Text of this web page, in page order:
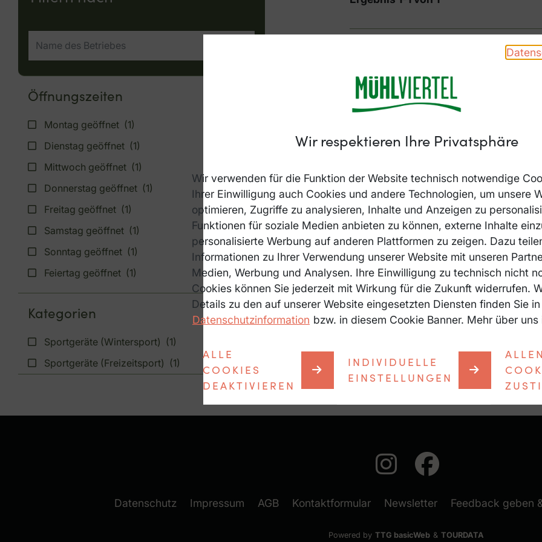
Öffnungszeiten
Montag geöffnet (1)
Dienstag geöffnet (1)
Mittwoch geöffnet (1)
Donnerstag geöffnet (1)
Freitag geöffnet (1)
Samstag geöffnet (1)
Sonntag geöffnet (1)
Feiertag geöffnet (1)
Kategorien
Sportgeräte (Wintersport) (1)
Sportgeräte (Freizeitsport) (1)
auf
Datenschutz Impressum AGB Kontaktformular Newsletter(neues Fenster)
Feedback geben
Powered by TTG basicWeb & TOURDATA
Wir respektieren Ihre Privatsphäre
Wir verwenden für die Funktion der Website technisch notwendige
Ihrer Einwilligung auch Cookies und andere Technologien, um unsere
optimieren, Zugriffe zu analysieren, Inhalte und Anzeigen zu
Funktionen für soziale Medien anbieten zu können, externe Inhalte
personalisierte Werbung auf anderen Plattformen zu zeigen. Dazu
Informationen zu Ihrer Verwendung unserer Website mit unseren
Medien, Werbung und Analysen. Ihre Einwilligung zu technisch nicht
Cookies können Sie jederzeit mit Wirkung für die Zukunft widerrufen.
Details zu den auf unserer Website eingesetzten Diensten finden Sie
Datenschutzinformation bzw. in diesem Cookie Banner. Mehr über uns
ALLE
COOKIES
DEAKTIVIEREN
INDIVIDUELLE
EINSTELLUNGEN
ALLEN